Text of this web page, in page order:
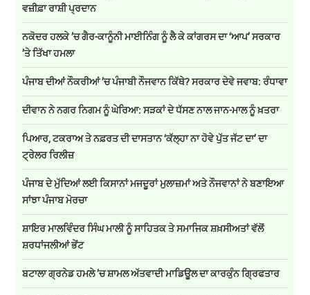
ਵਜ਼ੀਫ਼ਾ ਰਾਸ਼ੀ ਪ੍ਰਦਾਨ
ਨਕੋਦਰ ਹਲਕੇ ’ਚ ਗੈਰ-ਕਾਨੂੰਨੀ ਮਾਈਨਿੰਗ ਨੂੰ ਲੈ ਕੇ ਕਾਂਗਰਸ ਦਾ ‘ਆਪ’ ਸਰਕਾਰ
’ਤੇ ਤਿੱਖਾ ਹਮਲਾ
ਪੰਜਾਬ ਦੀਆਂ ਨੌਕਰੀਆਂ ’ਚ ਪੰਜਾਬੀ ਨੌਜਵਾਨ ਕਿੱਥੇ? ਸਰਕਾਰ ਦੇਵੇ ਜਵਾਬ: ਰੰਧਾਵਾ
ਦੀਵਾਨ ਨੇ ਨਗਰ ਨਿਗਮ ਨੂੰ ਘੇਰਿਆ: ਸੜਕਾਂ ਦੇ ਧੱਸਣ ਨਾਲ ਜਾਨ-ਮਾਲ ਨੂੰ ਖ਼ਤਰਾ
ਪਿਆਰ, ਟਕਰਾਅ ਤੇ ਨਫ਼ਰਤ ਦੀ ਦਾਸਤਾਨ ‘ਕੱਲ੍ਹਾ ਨਾ ਹੋਵੇ ਪੁੱਤ ਜੱਟ ਦਾ’ ਦਾ
ਟ੍ਰੇਲਰ ਰਿਲੀਜ਼
ਪੰਜਾਬ ਦੇ ਮੁੱਦਿਆਂ ਲਈ ਕਿਸਾਨਾਂ ਮਜਦੂਰਾਂ ਮੁਲਾਜ਼ਮਾਂ ਅਤੇ ਨੌਜਵਾਨਾਂ ਨੇ ਬਣਾਇਆ
ਸਾਂਝਾ ਪੰਜਾਬ ਮੋਰਚਾ
ਸ਼ਾਇਰ ਮਾਲਵਿੰਦਰ ਸਿੰਘ ਮਾਲੀ ਨੂੰ ਸਾਹਿਤਕ ਤੇ ਸਮਾਜਿਕ ਸ਼ਖ਼ਸੀਅਤਾਂ ਵੱਲੋਂ
ਸ਼ਰਧਾਂਜਲੀਆਂ ਭੇਂਟ
ਬਟਾਲਾ ਗ੍ਰਨੇਡ ਹਮਲੇ ’ਚ ਸ਼ਾਮਲ ਅੱਤਵਾਦੀ ਮਾਡਿਊਲ ਦਾ ਕਾਰਕੁੰਨ ਗ੍ਰਿਫਤਾਰ